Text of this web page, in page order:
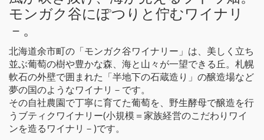
モンガク谷にぽつりと佇むワイナリ
－。
北海道余市町の「モンガク谷ワイナリー」は、美しく立ち
並ぶ葡萄の樹や豊かな森、海と山々が一望できる丘。札幌
軟石の外壁で囲まれた「半地下の石蔵造り」の醸造場など
夢の国のようなワイナリ－です。
その自社農園で丁寧に育てた葡萄を、野生酵母で醸造を行
うブティクワイナリー(小規模＝家族経営のこだわりワイ
ンを造るワイナリ－)です。